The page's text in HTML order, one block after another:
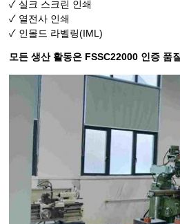
✓ 실크 스크린 인쇄
✓ 열전사 인쇄
✓ 인몰드 라벨링(IML)
모든 생산 활동은 FSSC22000 인증 품